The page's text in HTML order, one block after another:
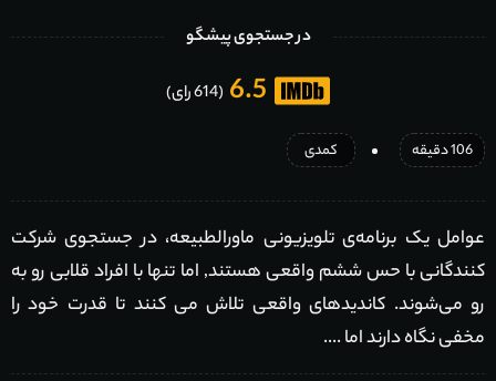
در جستجوی پیشگو
6.5 (614 رای)
106 دقیقه کمدی
عوامل یک برنامه‌ی تلویزیونی ماورالطبیعه، در جستجوی شرکت
کنندگانی با حس ششم واقعی هستند, اما تنها با افراد قلابی رو به
رو می‌شوند. کاندیدهای واقعی تلاش می کنند تا قدرت خود را
مخفی نگاه دارند اما ....